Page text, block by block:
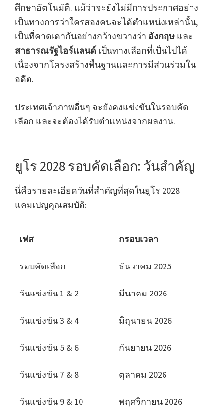
ศึกษาอัตโนมัติ. แม้ว่าจะยังไม่มีการประกาศอย่าง
เป็นทางการว่าใครสองคนจะได้ตำแหน่งเหล่านั้น,
เป็นที่คาดเดากันอย่างกว้างขวางว่า อังกฤษ และ
สาธารณรัฐไอร์แลนด์ เป็นทางเลือกที่เป็นไปได้
เนื่องจากโครงสร้างพื้นฐานและการมีส่วนร่วมใน
อดีต.
ประเทศเจ้าภาพอื่นๆ จะยังคงแข่งขันในรอบคัด
เลือก และจะต้องได้รับตำแหน่งจากผลงาน.
ยูโร 2028 รอบคัดเลือก: วันสำคัญ
นี่คือรายละเอียดวันที่สำคัญที่สุดในยูโร 2028
แคมเปญคุณสมบัติ:
เฟส กรอบเวลา
รอบคัดเลือก ธันวาคม 2025
วันแข่งขัน 1 & 2 มีนาคม 2026
วันแข่งขัน 3 & 4 มิถุนายน 2026
วันแข่งขัน 5 & 6 กันยายน 2026
วันแข่งขัน 7 & 8 ตุลาคม 2026
วันแข่งขัน 9 & 10 พฤศจิกายน 2026